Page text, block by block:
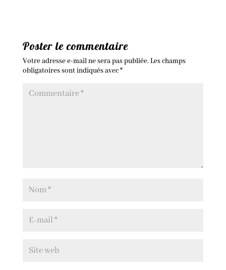
Poster le commentaire
Votre adresse e-mail ne sera pas publiée.Les champs
obligatoires sont indiqués avec*